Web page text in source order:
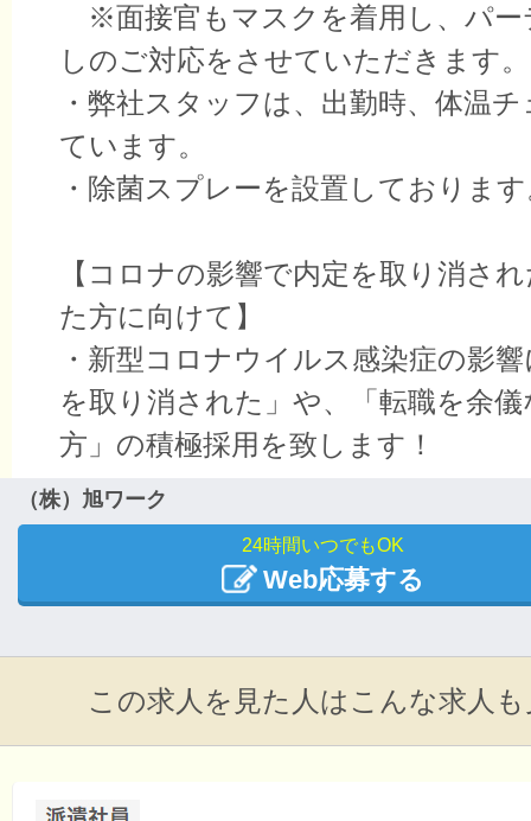
※面接官もマスクを着用し、パー
しのご対応をさせていただきます。
・弊社スタッフは、出勤時、体温
ています。
・除菌スプレーを設置しておりま
【コロナの影響で内定を取り消さ
た方に向けて】
・新型コロナウイルス感染症の影
を取り消された」や、「転職を余
方」の積極採用を致します！
（株）旭ワーク
24時間いつでもOK
Web応募する
この求人を見た人はこんな求人